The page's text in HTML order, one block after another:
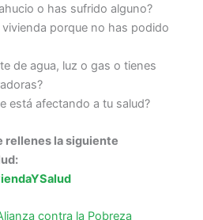
o has sufrido alguno?
porque no has podido
de agua, luz o gas o tienes
está afectando a tu salud?
rellenes la siguiente
contra la Pobreza